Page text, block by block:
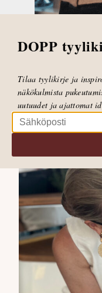
DOPP
Tilaa tyylikirje ja
näkökulmista
uutuudet ja ajattomat